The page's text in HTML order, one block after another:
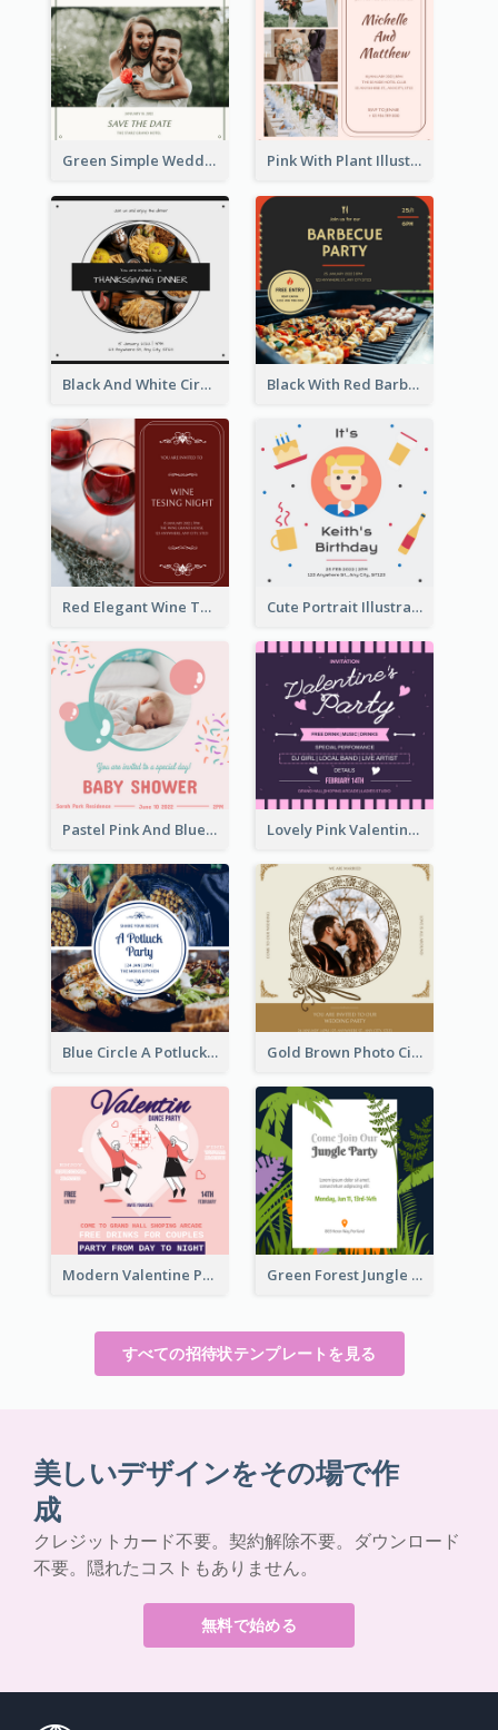
Green Simple Wedding Photo Wedding Invitation Pink With Plant Illustration Wedding Party Invitation
Black And White Circle Photo Thanksgiving Dinner Invitation Black With Red Barbecue Housewarming Invitation
Red Elegant Wine Testing Night Invitation Cute Portrait Illustration Birthday Party Invitation
Pastel Pink And Blue Baby Shower Invitation Lovely Pink Valentine Celebration Invitation Design Ideas
Blue Circle A Potluck Party Invitation Gold Brown Photo Circle Wedding Invitation
Modern Valentine Party Pink Invitation Design Templates Green Forest Jungle Explorer Invitation
すべての招待状テンプレートを見る
美しいデザインをその場で作
成
クレジットカード不要。契約解除不要。ダウンロード
不要。隠れたコストもありません。
無料で始める